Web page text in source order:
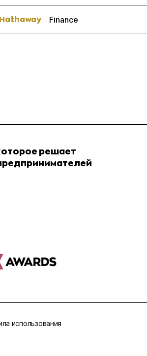
Finance
решает
использования